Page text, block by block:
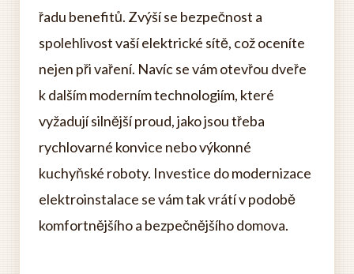
řadu benefitů. Zvýší se bezpečnost a
spolehlivost vaší elektrické sítě, což oceníte
nejen při vaření. Navíc se vám otevřou dveře
k dalším moderním technologiím, které
vyžadují silnější proud, jako jsou třeba
rychlovarné konvice nebo výkonné
kuchyňské roboty. Investice do modernizace
elektroinstalace se vám tak vrátí v podobě
komfortnějšího a bezpečnějšího domova.